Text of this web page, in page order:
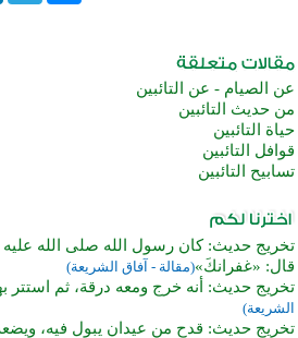
عن الصيام - عن التائبين
من حديث التائبين
حياة التائبين
قوافل التائبين
تسابيح التائبين
تخريج حديث: كان رسول الله صلى الله عليه
قال: «غفرانكَ»(مقالة - آفاق الشريعة)
تخريج حديث: أنه خرج ومعه درقة، ثم استتر
الشريعة)
تخريج حديث: قدح من عيدان يبول فيه،